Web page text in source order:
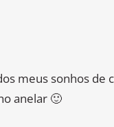
meus sonhos de
anelar 🙂